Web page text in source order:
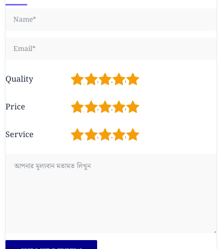
Quality 5
4
3
2
Price 5
4
3
2
Service 5
4
3
2